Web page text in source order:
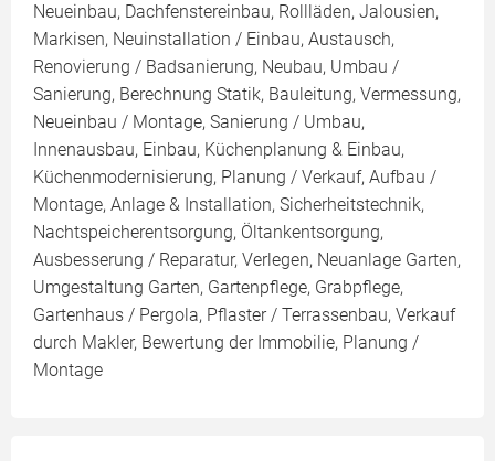
Neueinbau, Dachfenstereinbau, Rollläden, Jalousien,
Markisen, Neuinstallation / Einbau, Austausch,
Renovierung / Badsanierung, Neubau, Umbau /
Sanierung, Berechnung Statik, Bauleitung, Vermessung,
Neueinbau / Montage, Sanierung / Umbau,
Innenausbau, Einbau, Küchenplanung & Einbau,
Küchenmodernisierung, Planung / Verkauf, Aufbau /
Montage, Anlage & Installation, Sicherheitstechnik,
Nachtspeicherentsorgung, Öltankentsorgung,
Ausbesserung / Reparatur, Verlegen, Neuanlage Garten,
Umgestaltung Garten, Gartenpflege, Grabpflege,
Gartenhaus / Pergola, Pflaster / Terrassenbau, Verkauf
durch Makler, Bewertung der Immobilie, Planung /
Montage